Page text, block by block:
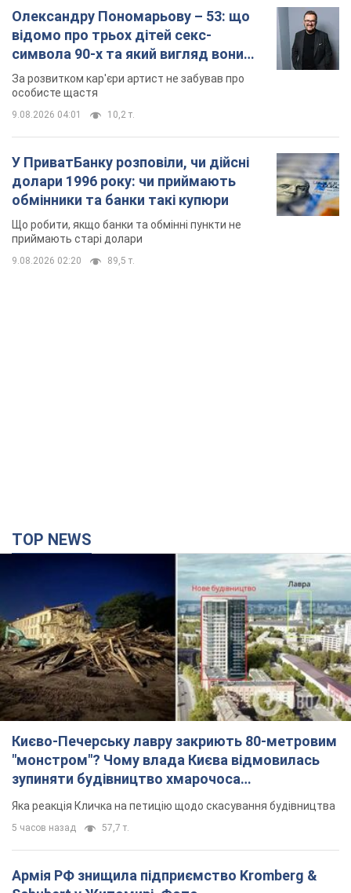
долари 1996 року: чи приймають
обмінники та банки такі купюри
приймають старі долари
Києво-Печерську лавру закриють 80-метровим
"монстром"? Чому влада Києва відмовилась
зупиняти будівництво хмарочоса
"московського вірянина"
Яка реакція Кличка на петицію щодо скасування будівництва
5 часов назад 57,7 т.
Армія РФ знищила підприємство Kromberg &
Schubert у Житомирі. Фото
Коли поновить роботу підприємство, наразі невідомо
2 часа назад 8,3 т.
МЗС Болгарії викликало українського посла
через інцидент із дроном: що сталося
Бесіда відбудеться 10 серпня